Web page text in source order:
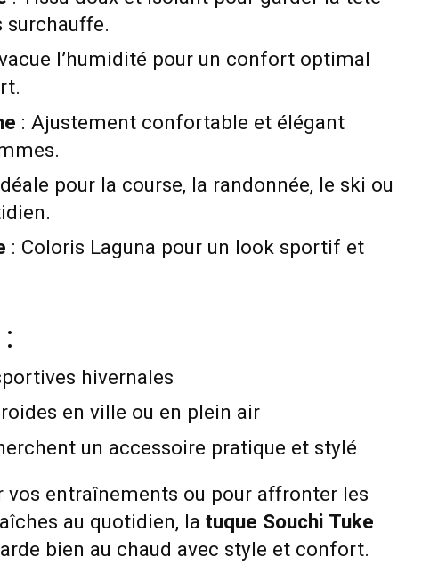
surchauffe.
l’humidité pour un confort optimal
: Ajustement confortable et élégant
pour la course, la randonnée, le ski ou
: Coloris Laguna pour un look sportif et
hivernales
en ville ou en plein air
un accessoire pratique et stylé
vos entraînements ou pour affronter les
au quotidien, la tuque Souchi Tuke
bien au chaud avec style et confort.